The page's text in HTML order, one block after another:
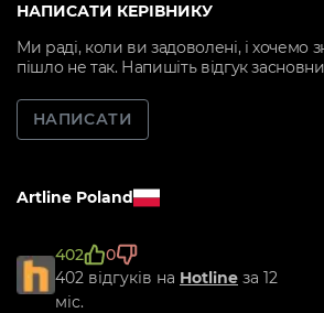
НАПИСАТИ КЕРІВНИКУ
Ми раді, коли ви задоволені, і хочемо
пішло не так. Напишіть відгук
НАПИСАТИ
Artline Poland
402
0
402 відгуків на Hotline за 12
міс.